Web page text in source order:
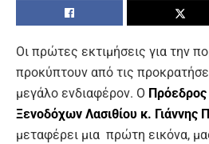
Οι πρώτες εκτιμήσεις για την
προκύπτουν από τις
μεγάλο ενδιαφέρον. Ο
Ξενοδόχων Λασιθίου κ. Γιάννης
μεταφέρει μια πρώτη εικόνα,